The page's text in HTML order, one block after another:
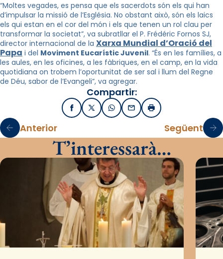
“Moltes vegades, es pensa que els sacerdots són els qui han
d’impulsar la missió de l’Església. No obstant això, són els laics
els qui estan en el cor del món i els que tenen un rol clau per
transformar la societat”, va subratllar el P. Frédéric Fornos SJ,
director internacional de la Xarxa Mundial d’Oració del
Papa i del Moviment Eucarístic Juvenil. “És en les famílies, a
les aules, en les oficines, a les fàbriques, en el camp, en la vida
quotidiana on trobem l’oportunitat de ser sal i llum del Regne
de Déu, sabor de l’Evangeli”, va agregar.
Compartir:
FacebookX / TwitterWhatsApp
EmailImprimir
Anterior Següent
T’interessarà…